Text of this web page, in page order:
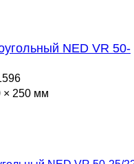
NED VR 50-
× 250 мм